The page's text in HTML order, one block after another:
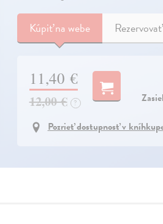
Kúpiťna webe
11,40 €
12,00 € ?
Pozrieť dostupnosť v